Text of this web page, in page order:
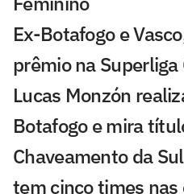
Ex-Botafogo e
prêmio na Superliga
Lucas Monzón
Botafogo e mira
Chaveamento da
tem cinco times nas